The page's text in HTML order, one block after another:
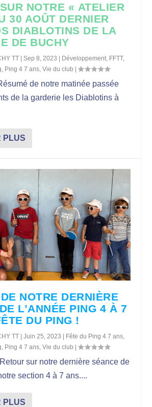
NOTRE « ATELIER
30 AOÛT DERNIER
DIABLOTINS DE LA
DE BUCHY
TT |Sep 8, 2023 | Développement FFTT,
Ping 4 7 ans ,Vie du club |
de notre matinée passée
de la garderie les Diablotins à
PLUS
NOTRE DERNIÈRE
L’ANNÉE PING 4 À 7
DU PING !
TT |Juin 25, 2023 | Fête du Ping 4 7 ans
Ping 4 7 ans ,Vie du club |
sur notre dernière séance de
section 4 à 7 ans....
PLUS